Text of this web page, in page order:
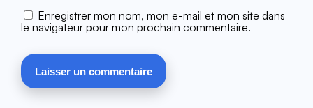
Enregistrer mon nom, mon e-mail et mon site dans
le navigateur pour mon prochain commentaire.